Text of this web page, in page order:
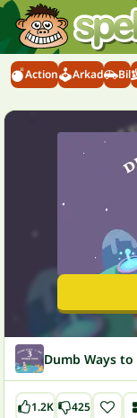
Action Arkad Bil
Dumb Ways to
1.2K 425